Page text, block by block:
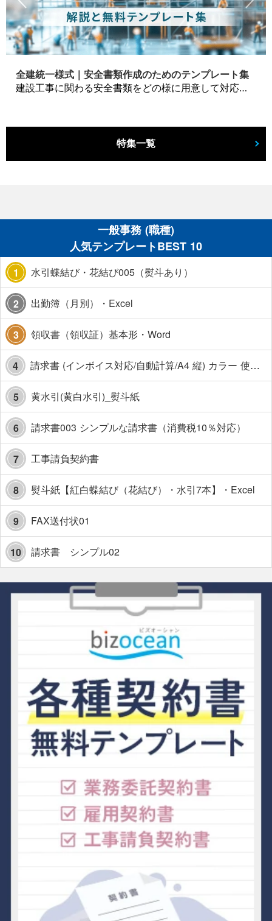
全建統一様式｜安全書類作成のためのテンプレート集
建設工事に関わる安全書類をどの様に用意して対応するか？関連書式テンプレートから書き方の注意点などの役立つコラムをbizoceanがお届けします。
特集一覧
一般事務 (職種)
人気テンプレートBEST 10
1 水引蝶結び・花結び005（熨斗あり）
2 出勤簿（月別）・Excel
3 領収書（領収証）基本形・Word
4 請求書 (インボイス対応/自動計算/A4 縦) カラー 使い方解説あり
5 黄水引(黄白水引)_熨斗紙
6 請求書003 シンプルな請求書（消費税10％対応）
7 工事請負契約書
8 熨斗紙【紅白蝶結び（花結び）・水引7本】・Excel
9 FAX送付状01
10 請求書 シンプル02